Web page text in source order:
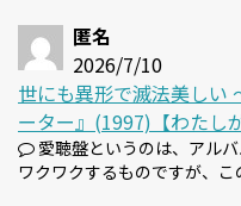
匿名
2026/7/10
世にも異形で滅法美しい
ーター』(1997)【わたし
愛聴盤というのは、アル
ワクワクするものですが、こ